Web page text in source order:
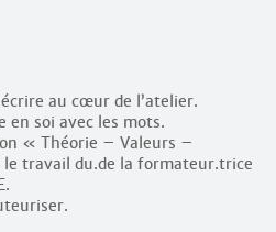
au cœur de l’atelier.
en soi avec les mots.
« Théorie – Valeurs –
travail du.de la formateur.trice